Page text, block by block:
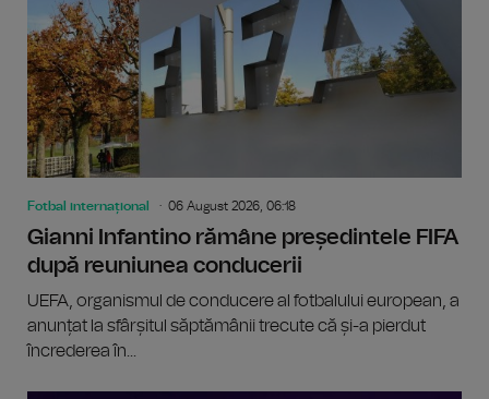
Fotbal internațional 06 August 2026, 06:18
Gianni Infantino rămâne președintele FIFA
după reuniunea conducerii
UEFA, organismul de conducere al fotbalului european, a
anunțat la sfârșitul săptămânii trecute că și-a pierdut
încrederea în...